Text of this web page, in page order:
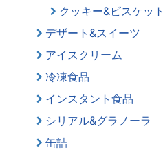
クッキー&ビスケット
デザート&スイーツ
アイスクリーム
冷凍食品
インスタント食品
シリアル&グラノーラ
缶詰